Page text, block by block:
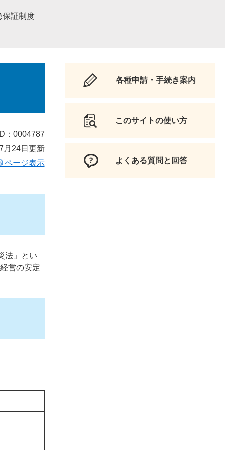
保証制度
：0004787
月24日更新
ページ表示
法」とい
営の安定
各種申請・手続き案内
このサイトの使い方
よくある質問と回答